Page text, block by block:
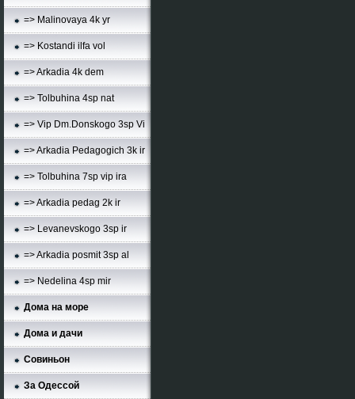
=> Malinovaya 4k yr
=> Kostandi ilfa vol
=> Arkadia 4k dem
=> Tolbuhina 4sp nat
=> Vip Dm.Donskogo 3sp Vi
=> Arkadia Pedagogich 3k ir
=> Tolbuhina 7sp vip ira
=> Arkadia pedag 2k ir
=> Levanevskogo 3sp ir
=> Arkadia posmit 3sp al
=> Nedelina 4sp mir
Дома на море
Дома и дачи
Совиньон
За Одессой